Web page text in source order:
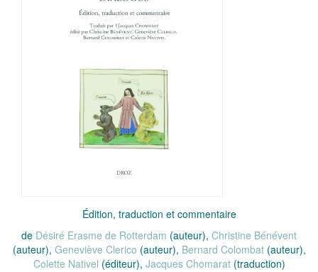
Édition, traduction et commentaire
de Désiré Erasme de Rotterdam (auteur), Christine Bénévent
(auteur), Geneviève Clerico (auteur), Bernard Colombat(auteur),
Colette Nativel (éditeur), Jacques Chomarat(traduction)